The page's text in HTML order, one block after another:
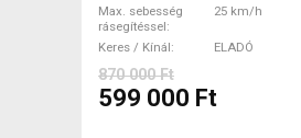
Max. sebesség
rásegítéssel
25 km/h
Keres / Kínál ELADÓ
870 000 Ft
599 000 Ft